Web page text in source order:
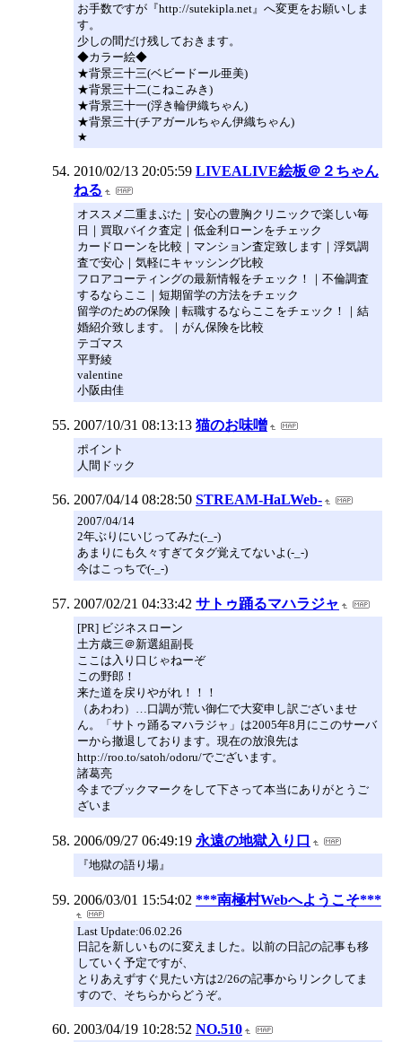
お手数ですが『http://sutekipla.net』へ変更をお願いしま
す。
少しの間だけ残しておきます。
◆カラー絵◆
★背景三十三(ベビードール亜美)
★背景三十二(こねこみき)
★背景三十一(浮き輪伊織ちゃん)
★背景三十(チアガールちゃん伊織ちゃん)
★
2010/02/13 20:05:59 LIVEALIVE絵板＠２ちゃん
ねる
オススメ二重まぶた｜安心の豊胸クリニックで楽しい毎
日｜買取バイク査定｜低金利ローンをチェック
カードローンを比較｜マンション査定致します｜浮気調
査で安心｜気軽にキャッシング比較
フロアコーティングの最新情報をチェック！｜不倫調査
するならここ｜短期留学の方法をチェック
留学のための保険｜転職するならここをチェック！｜結
婚紹介致します。｜がん保険を比較
テゴマス
平野綾
valentine
小阪由佳
2007/10/31 08:13:13 猫のお味噌
ポイント
人間ドック
2007/04/14 08:28:50 STREAM-HaLWeb-
2007/04/14
2年ぶりにいじってみた(-_-)
あまりにも久々すぎてタグ覚えてないよ(-_-)
今はこっちで(-_-)
2007/02/21 04:33:42 サトゥ踊るマハラジャ
[PR] ビジネスローン
土方歳三＠新選組副長
ここは入り口じゃねーぞ
この野郎！
来た道を戻りやがれ！！！
（あわわ）…口調が荒い御仁で大変申し訳ございませ
ん。「サトゥ踊るマハラジャ」は2005年8月にこのサーバ
ーから撤退しております。現在の放浪先は
http://roo.to/satoh/odoru/でございます。
諸葛亮
今までブックマークをして下さって本当にありがとうご
ざいま
2006/09/27 06:49:19 永遠の地獄入り口
『地獄の語り場』
2006/03/01 15:54:02 ***南極村Webへようこそ***
Last Update:06.02.26
日記を新しいものに変えました。以前の日記の記事も移
していく予定ですが、
とりあえずすぐ見たい方は2/26の記事からリンクしてま
すので、そちらからどうぞ。
2003/04/19 10:28:52 NO.510